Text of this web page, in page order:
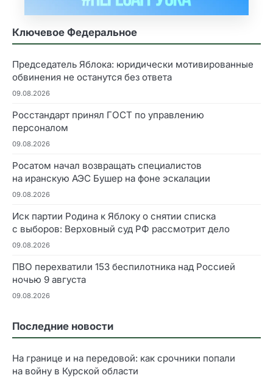
Ключевое Федеральное
Председатель Яблока: юридически мотивированные
обвинения не останутся без ответа
09.08.2026
Росстандарт принял ГОСТ по управлению
персоналом
09.08.2026
Росатом начал возвращать специалистов
на иранскую АЭС Бушер на фоне эскалации
09.08.2026
Иск партии Родина к Яблоку о снятии списка
с выборов: Верховный суд РФ рассмотрит дело
09.08.2026
ПВО перехватили 153 беспилотника над Россией
ночью 9 августа
09.08.2026
Последние новости
На границе и на передовой: как срочники попали
на войну в Курской области